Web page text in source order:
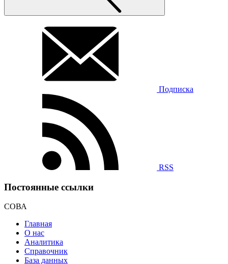
Подписка
RSS
Постоянные ссылки
СОВА
Главная
О нас
Аналитика
Справочник
База данных